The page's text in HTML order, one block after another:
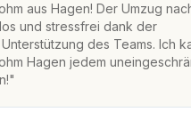
aus Hagen! Der Umzug
und stressfrei dank der
des Teams. Ich
Hagen jedem